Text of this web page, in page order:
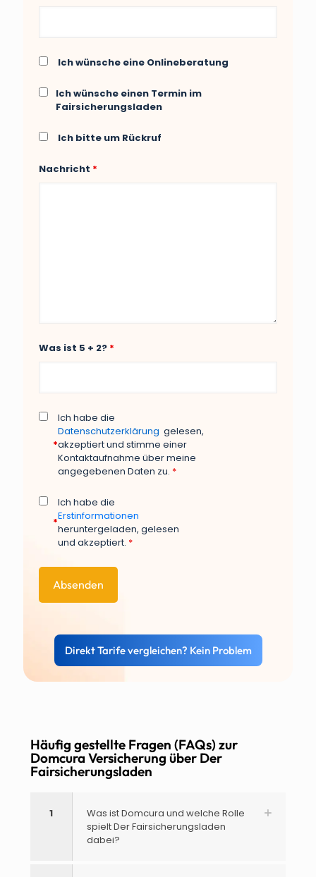
Ich wünsche eine Onlineberatung
Ich wünsche einen Termin im
Fairsicherungsladen
Ich bitte um Rückruf
Nachricht *
Was ist 5 + 2? *
*
Ich habe die
Datenschutzerklärung gelesen,
akzeptiert und stimme einer
Kontaktaufnahme über meine
angegebenen Daten zu. *
*
Ich habe die
Erstinformationen
heruntergeladen, gelesen
und akzeptiert. *
Direkt Tarife vergleichen? Kein Problem
Häufig gestellte Fragen (FAQs) zur
Domcura Versicherung über Der
Fairsicherungsladen
1
Was ist Domcura und welche Rolle
spielt Der Fairsicherungsladen
dabei?